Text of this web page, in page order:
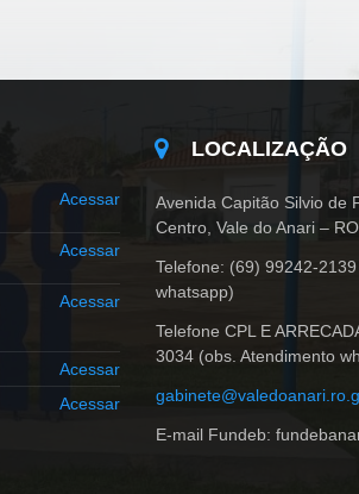
Acessar
Acessar
Acessar
Acessar
Acessar
LOCALIZAÇÃO
Avenida Capitão Silvio de
Centro, Vale do Anari –
Telefone: (69) 99242-
whatsapp)
Telefone CPL E
3034 (obs. Atendimento
E-mail Fundeb: